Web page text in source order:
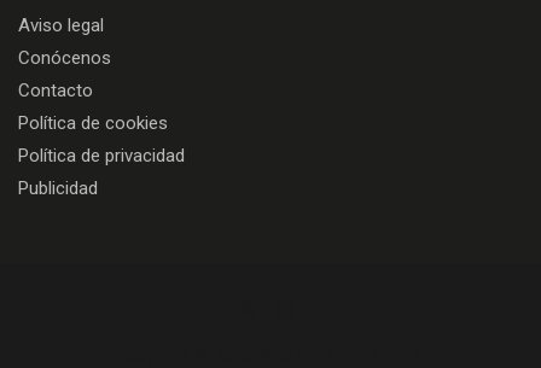
Aviso legal
Conócenos
Contacto
Política de cookies
Política de privacidad
Publicidad